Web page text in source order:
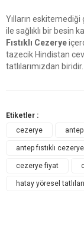
Yılların
ile sağlıklı bir besin
Fıstıklı Cezerye
tazecik Hindistan
tatlılarımızdan biridir.
Etiketler :
cezerye
antep fıstıklı
cezerye fiyat
hatay yöresel tatlıları